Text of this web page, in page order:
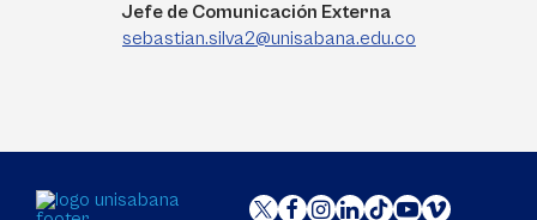
Jefe de Comunicación Externa
sebastian.silva2@unisabana.edu.co